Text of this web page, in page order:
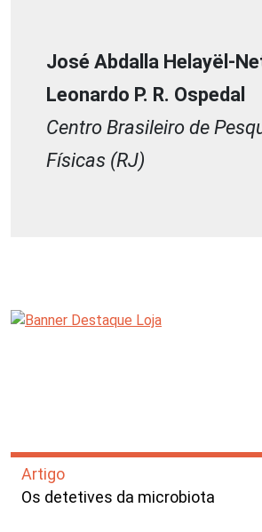
José Abdalla Helayël-
Leonardo P. R. Ospedal
Centro Brasileiro de
Físicas (RJ)
Artigo
Os detetives da microbiota